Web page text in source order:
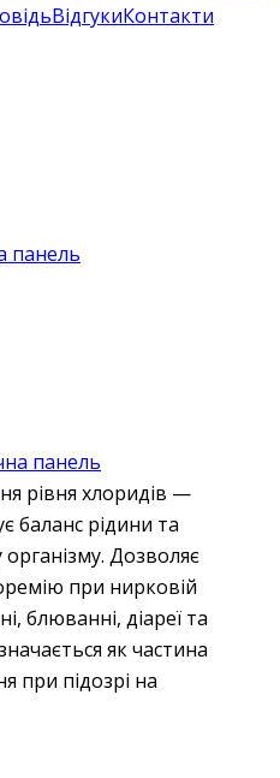
ВідгукиКонтакти
панель
панель
рівня хлоридів —
баланс рідини та
Дозволяє
при нирковій
блюванні, діареї та
як частина
при підозрі на